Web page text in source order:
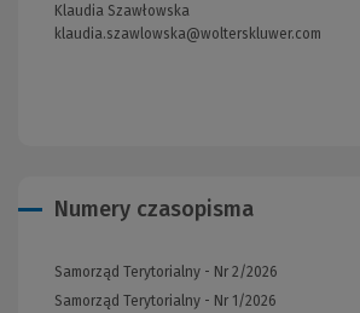
Klaudia Szawłowska
klaudia.szawlowska@wolterskluwer.com
Numery czasopisma
Samorząd Terytorialny - Nr 2/2026
Samorząd Terytorialny - Nr 1/2026